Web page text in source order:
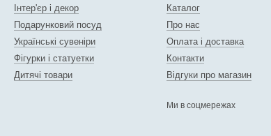
Інтер'єр і декор
Подарунковий посуд
Українські сувеніри
Фігурки і статуетки
Дитячі товари
Каталог
Про нас
Оплата і доставка
Контакти
Відгуки про магазин
Ми в соцмережах